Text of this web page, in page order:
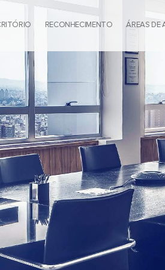
RECONHECIMENTO ÁREAS DE